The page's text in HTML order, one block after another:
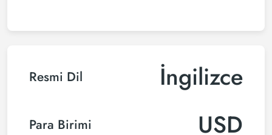
Resmi Dil İngilizce
Para Birimi USD